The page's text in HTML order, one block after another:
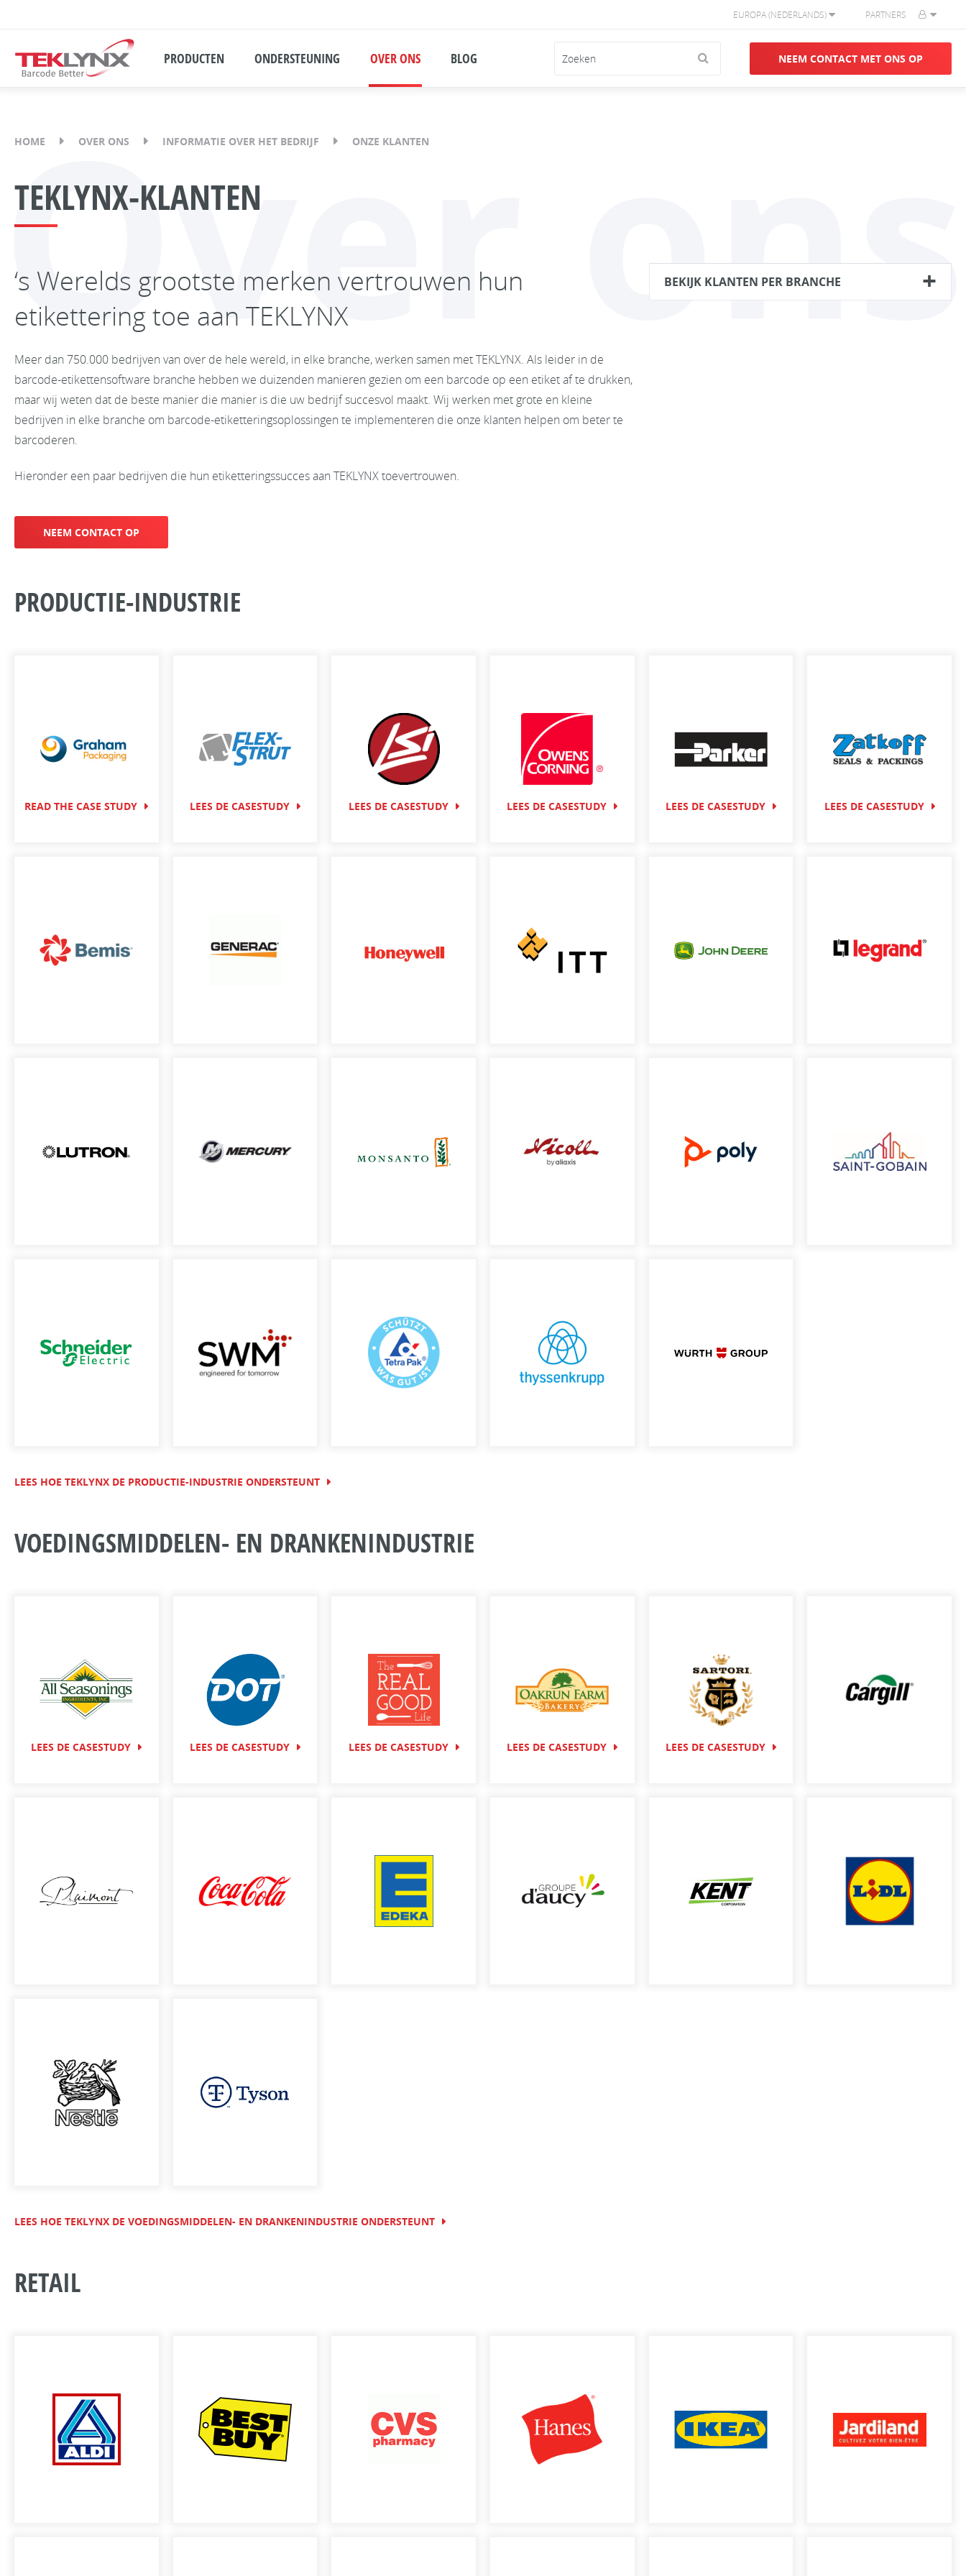
EUROPA (NEDERLANDS) PARTNERS
PRODUCTEN ONDERSTEUNING OVER ONS BLOG NEEM CONTACT MET ONS OP
HOME OVER ONS INFORMATIE OVER HET BEDRIJF ONZE KLANTEN
Over ons
TEKLYNX-KLANTEN
‘s Werelds grootste merken vertrouwen hun
etikettering toe aan TEKLYNX
Meer dan 750.000 bedrijven van over de hele wereld, in elke branche, werken samen met TEKLYNX. Als leider in de
barcode-etikettensoftware branche hebben we duizenden manieren gezien om een barcode op een etiket af te drukken,
maar wij weten dat de beste manier die manier is die uw bedrijf succesvol maakt. Wij werken met grote en kleine
bedrijven in elke branche om barcode-etiketteringsoplossingen te implementeren die onze klanten helpen om beter te
barcoderen.
Hieronder een paar bedrijven die hun etiketteringssucces aan TEKLYNX toevertrouwen.
NEEM CONTACT OP
BEKIJK KLANTEN PER BRANCHE
PRODUCTIE-INDUSTRIE
READ THE CASE STUDY LEES DE CASESTUDY LEES DE CASESTUDY LEES DE CASESTUDY LEES DE CASESTUDY LEES DE CASESTUDY
LEES HOE TEKLYNX DE PRODUCTIE-INDUSTRIE ONDERSTEUNT
VOEDINGSMIDDELEN- EN DRANKENINDUSTRIE
LEES DE CASESTUDY LEES DE CASESTUDY LEES DE CASESTUDY LEES DE CASESTUDY LEES DE CASESTUDY
LEES HOE TEKLYNX DE VOEDINGSMIDDELEN- EN DRANKENINDUSTRIE ONDERSTEUNT
RETAIL